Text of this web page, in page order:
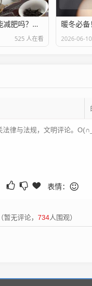
喝糙米粥能减肥吗？营养专家揭秘真相 附正确做法
525 人在看 2026-06-10
表情：
（暂无评论， 734人围观）